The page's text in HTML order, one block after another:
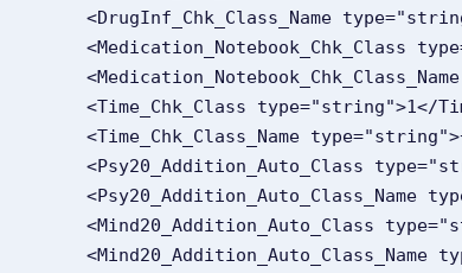
<DrugInf_Chk_Class_Name
<Time_Chk_Class
<Time_Chk_Class_Name
<Psy20_Addition_Auto_Class
<Mind20_Addition_Auto_Class